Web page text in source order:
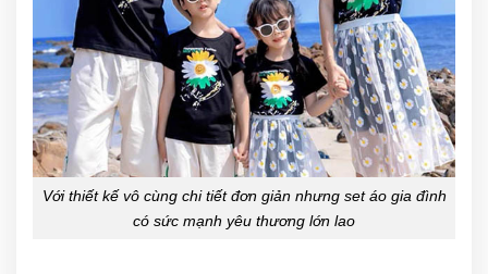
Với thiết kế vô cùng chi tiết đơn giản nhưng set áo gia đình
có sức mạnh yêu thương lớn lao